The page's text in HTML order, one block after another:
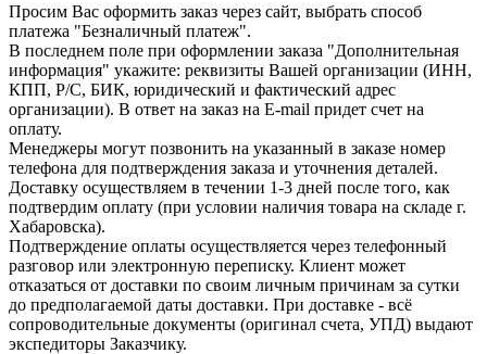
Просим Вас оформить заказ через сайт, выбрать способ
платежа "Безналичный платеж".
В последнем поле при оформлении заказа "Дополнительная
информация" укажите: реквизиты Вашей организации (ИНН,
КПП, Р/С, БИК, юридический и фактический адрес
организации). В ответ на заказ на E-mail придет счет на
оплату.
Менеджеры могут позвонить на указанный в заказе номер
телефона для подтверждения заказа и уточнения деталей.
Доставку осуществляем в течении 1-3 дней после того, как
подтвердим оплату (при условии наличия товара на складе г.
Хабаровска).
Подтверждение оплаты осуществляется через телефонный
разговор или электронную переписку. Клиент может
отказаться от доставки по своим личным причинам за сутки
до предполагаемой даты доставки. При доставке - всё
сопроводительные документы (оригинал счета, УПД) выдают
экспедиторы Заказчику.